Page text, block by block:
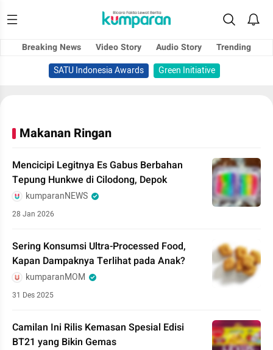
Breaking News Video Story Audio Story
Trending
SATU Indonesia Awards
Green Initiative
Makanan Ringan
Mencicipi Legitnya Es Gabus Berbahan
Tepung Hunkwe di Cilodong, Depok
kumparanNEWS
28 Jan 2026
Sering Konsumsi Ultra-Processed Food,
Kapan Dampaknya Terlihat pada Anak?
kumparanMOM
31 Des 2025
Camilan Ini Rilis Kemasan Spesial Edisi
BT21 yang Bikin Gemas